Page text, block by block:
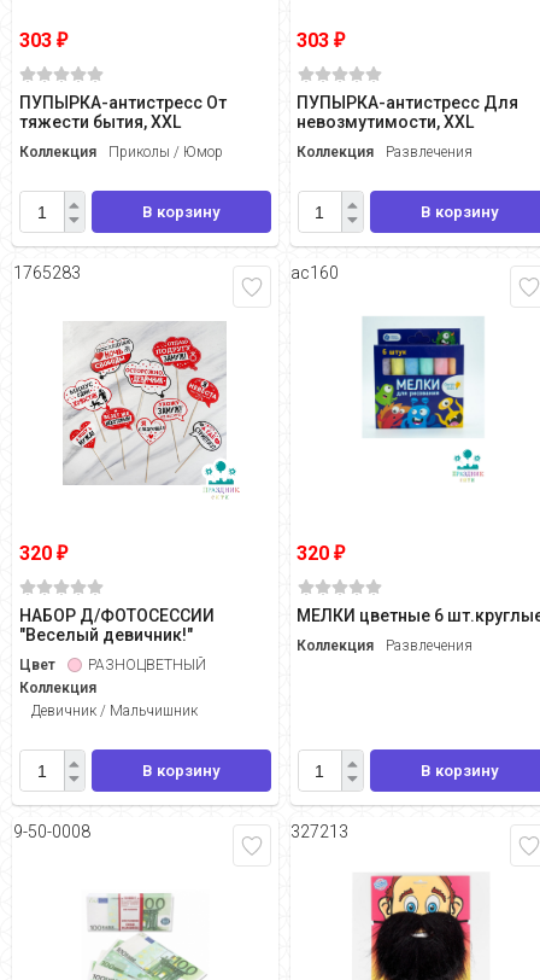
303 ₽
ПУПЫРКА-антистресс От
тяжести бытия, XXL
Коллекция Приколы / Юмор
В корзину
303₽
ПУПЫРКА-антистресс Для
невозмутимости, XXL
Коллекция Развлечения
В корзину
1765283
320 ₽
НАБОР Д/ФОТОСЕССИИ
"Веселый девичник!"
Цвет
РАЗНОЦВЕТНЫЙ
Коллекция
Девичник / Мальчишник
В корзину
ас160
320₽
МЕЛКИ цветные 6
Коллекция Развлечения
В корзину
9-50-0008 327213